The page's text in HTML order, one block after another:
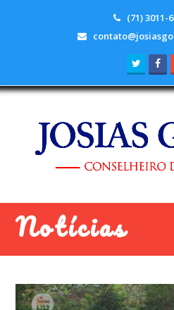
(71) 3011-
Twitter
Notícias